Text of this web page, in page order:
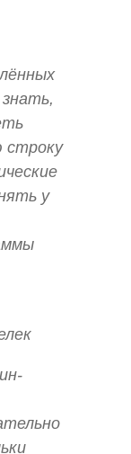
строку
у